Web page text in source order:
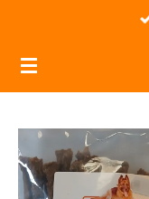
naar
de